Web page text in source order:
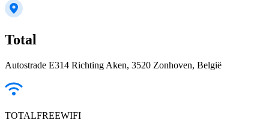
Total
Autostrade E314 Richting Aken, 3520 Zonhoven, België
TOTALFREEWIFI